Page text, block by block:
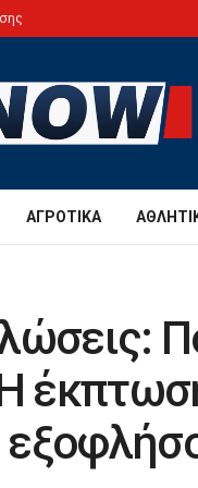
ΑΓΡΟΤΙΚΆ